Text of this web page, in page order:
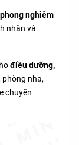
nghiêm
nhân và
điều dưỡng,
phòng nha,
chuyên